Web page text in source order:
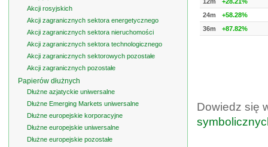
24m
+58.28%
36m
+87.82%
Dowiedz się
Akcji rosyjskich
Akcji zagranicznych sektora energetycznego
Akcji zagranicznych sektora nieruchomości
Akcji zagranicznych sektora technologicznego
Akcji zagranicznych sektorowych pozostałe
Akcji zagranicznych pozostałe
Papierów dłużnych
Dłużne azjatyckie uniwersalne
Dłużne Emerging Markets uniwersalne
Dłużne europejskie korporacyjne
Dłużne europejskie uniwersalne
Dłużne europejskie pozostałe